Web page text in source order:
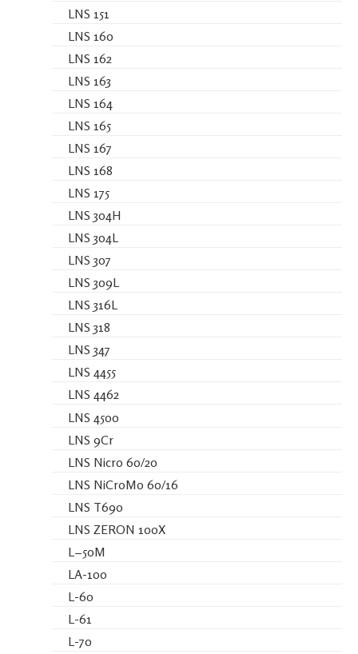
LNS 151
LNS 160
LNS 162
LNS 163
LNS 164
LNS 165
LNS 167
LNS 168
LNS 175
LNS 304H
LNS 304L
LNS 307
LNS 309L
LNS 316L
LNS 318
LNS 347
LNS 4455
LNS 4462
LNS 4500
LNS 9Cr
LNS Nicro 60/20
LNS NiCroMo 60/16
LNS T690
LNS ZERON 100X
L−50M
LA-100
L-60
L-61
L-70